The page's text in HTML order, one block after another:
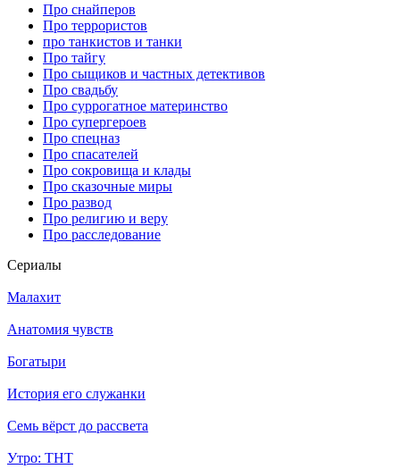
Про снайперов
Про террористов
про танкистов и танки
Про тайгу
Про сыщиков и частных детективов
Про свадьбу
Про суррогатное материнство
Про супергероев
Про спецназ
Про спасателей
Про сокровища и клады
Про сказочные миры
Про развод
Про религию и веру
Про расследование
Се­риа­лы
Малахит
Анатомия чувств
Богатыри
История его служанки
Семь вёрст до рассвета
Утро: ТНТ